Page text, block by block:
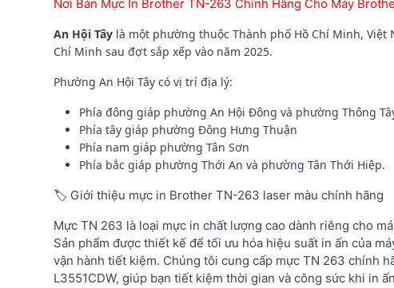
Nơi Bán Mực In Brother TN-263 Chính Hãng Cho Máy
An Hội Tây là một phường thuộc Thành phố Hồ Chí Minh,
Chí Minh sau đợt sắp xếp vào năm 2025.
Phường An Hội Tây có vị trí địa lý:
Phía đông giáp phường An Hội Đông và phường Thông
Phía tây giáp phường Đông Hưng Thuận
Phía nam giáp phường Tân Sơn
Phía bắc giáp phường Thới An và phường Tân Thới Hiệp.
🏷️ Giới thiệu mực in Brother TN-263 laser màu chính hãng
Mực TN 263 là loại mực in chất lượng cao dành riêng cho
Sản phẩm được thiết kế để tối ưu hóa hiệu suất in ấn của
vận hành tiết kiệm. Chúng tôi cung cấp mực TN 263 chính
L3551CDW, giúp bạn tiết kiệm thời gian và công sức khi in